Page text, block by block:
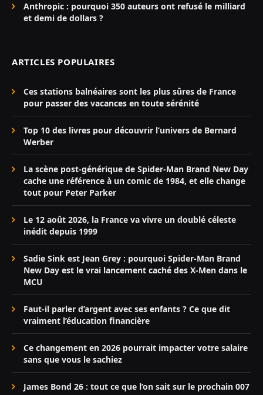
Anthropic : pourquoi 350 auteurs ont refusé le milliard
et demi de dollars ?
ARTICLES POPULAIRES
Ces stations balnéaires sont les plus sûres de France
pour passer des vacances en toute sérénité
Top 10 des livres pour découvrir l’univers de Bernard
Werber
La scène post-générique de Spider-Man Brand New Day
cache une référence à un comic de 1984, et elle change
tout pour Peter Parker
Le 12 août 2026, la France va vivre un doublé céleste
inédit depuis 1999
Sadie Sink est Jean Grey : pourquoi Spider-Man Brand
New Day est le vrai lancement caché des X-Men dans le
MCU
Faut-il parler d’argent avec ses enfants ? Ce que dit
vraiment l’éducation financière
Ce changement en 2026 pourrait impacter votre salaire
sans que vous le sachiez
James Bond 26 : tout ce que l’on sait sur le prochain 007